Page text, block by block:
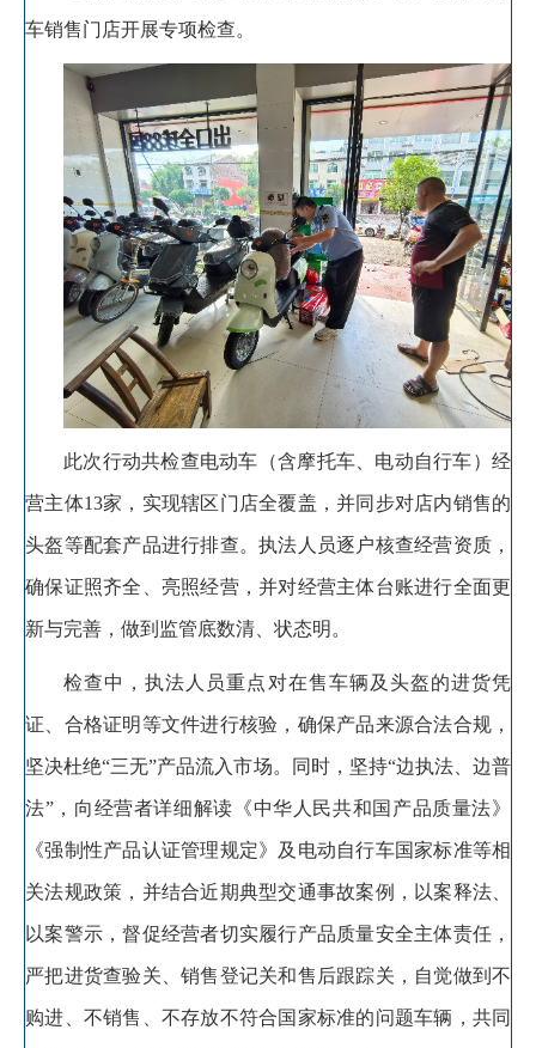
车销售门店开展专项检查。
此次行动共检查电动车（含摩托车、电动自行车）经
营主体13家 ， 实现辖区门店全覆盖，并同步对店内销售的
头盔等配套产品进行排查。 执法人员逐户核查经营资质 ，
确保证照齐全、亮照经营，并对经营主体台账进行全面更
新与完善 ， 做到监管底数清、状态明。
检查中 ，执法人员重点对在售车辆及头盔的进货凭
证、合格证明等文件进行核验，确保产品来源合法合规 ，
坚决杜绝“三无”产品流入市场。 同时， 坚持“边执法、边普
法”， 向经营者详细解读《中华人民共和国产品质量法》
《强制性产品认证管理规定》及电动自行车国家标准等相
关法规政策，并结合近期典型交通事故案例 ， 以案释法、
以案警示，督促经营者切实履行产品质量安全主体责任 ，
严把进货查验关、销售登记关和售后跟踪关，自觉做到不
购进、不销售、不存放不符合国家标准的问题车辆 ， 共同